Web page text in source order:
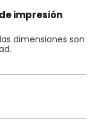
impresión
dimensiones son